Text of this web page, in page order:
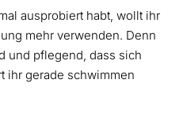
ausprobiert habt, wollt ihr
mehr verwenden. Denn
und pflegend, dass sich
ihr gerade schwimmen